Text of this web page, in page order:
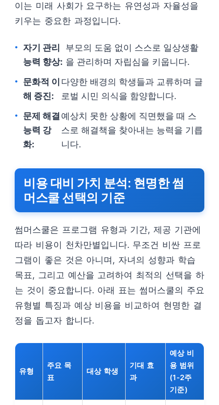
이는 미래 사회가 요구하는 유연성과 자율성을
키우는 중요한 과정입니다.
자기 관리
능력 향상:
부모의 도움 없이 스스로 일상생활
을 관리하며 자립심을 키웁니다.
문화적 이
해 증진:
다양한 배경의 학생들과 교류하며 글
로벌 시민 의식을 함양합니다.
문제 해결
능력 강
화:
예상치 못한 상황에 직면했을 때 스
스로 해결책을 찾아내는 능력을 기릅
니다.
비용 대비 가치 분석: 현명한 썸
머스쿨 선택의 기준
썸머스쿨은 프로그램 유형과 기간, 제공 기관에
따라 비용이 천차만별입니다. 무조건 비싼 프로
그램이 좋은 것은 아니며, 자녀의 성향과 학습
목표, 그리고 예산을 고려하여 최적의 선택을 하
는 것이 중요합니다. 아래 표는 썸머스쿨의 주요
유형별 특징과 예상 비용을 비교하여 현명한 결
정을 돕고자 합니다.
유형
주요 목
표
대상 학생
기대 효
과
예상 비
용 범위
(1-2주
기준)